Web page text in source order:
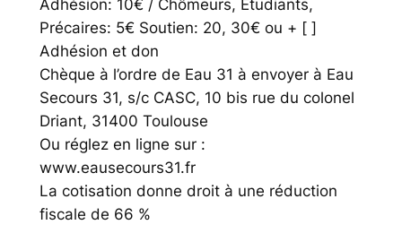
Adhésion: 10€ / Chômeurs, Etudiants,
Précaires: 5€ Soutien: 20, 30€ ou + [ ]
Adhésion et don
Chèque à l’ordre de Eau 31 à envoyer à Eau
Secours 31, s/c CASC, 10 bis rue du colonel
Driant, 31400 Toulouse
Ou réglez en ligne sur :
www.eausecours31.fr
La cotisation donne droit à une réduction
fiscale de 66 %